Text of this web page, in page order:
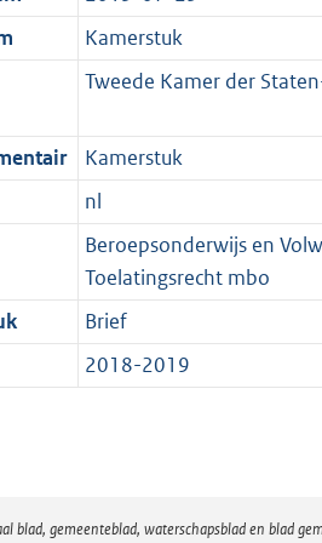
Kamerstuk
Tweede Kamer der
Kamerstuk
nl
Beroepsonderwijs en
Toelatingsrecht mbo
Brief
2018-2019
gemeenteblad, waterschapsblad en blad